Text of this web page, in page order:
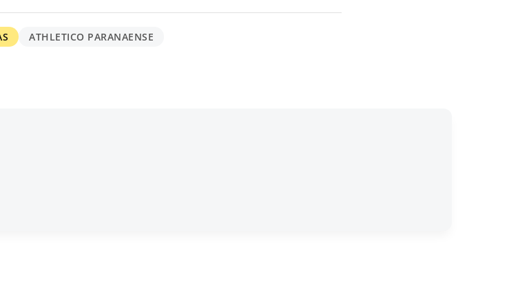
ATHLETICO PARANAENSE